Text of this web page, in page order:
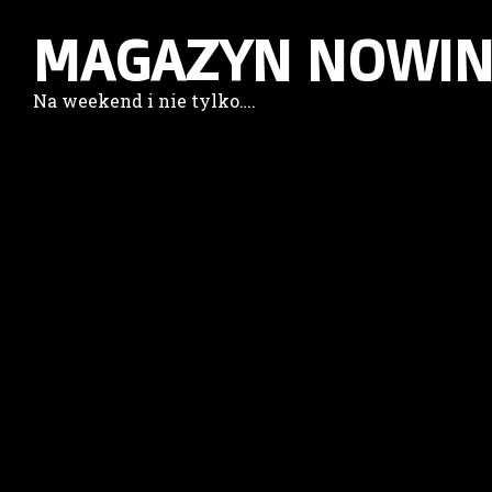
MAGAZYN
Na weekend i nie tylko….